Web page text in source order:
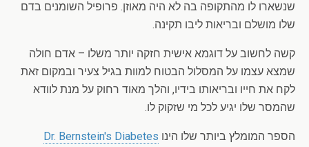
שנשארו לו מהתקופה בה לא היה מאוזן. פרופיל השומנים בדם
שלו מושלם ובריאות ליבו תקינה.
קשה לחשוב על דוגמא אישית חזקה יותר משלו – אדם חולה
שמצא עצמו על המסלול הבטוח למוות בגיל צעיר ובמקום זאת
לקח את חייו ובריאותו בידיו, והלך מאוד רחוק על מנת לוודא
שהמסר שלו יגיע לכל מי שזקוק לו.
הספר המומלץ ביותר שלו הינו Dr. Bernstein's Diabetes